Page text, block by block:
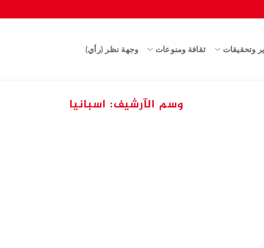
وتحقيقات ثقافة ومنوعات وجهة نظر (رأي)
وسم الآرشيف: اسبانيا